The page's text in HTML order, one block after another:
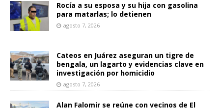
Rocía a su esposa y su hija con gasolina
para matarlas; lo detienen
agosto 7, 2026
Cateos en Juárez aseguran un tigre de
bengala, un lagarto y evidencias clave en
investigación por homicidio
agosto 7, 2026
Alan Falomir se reúne con vecinos de El